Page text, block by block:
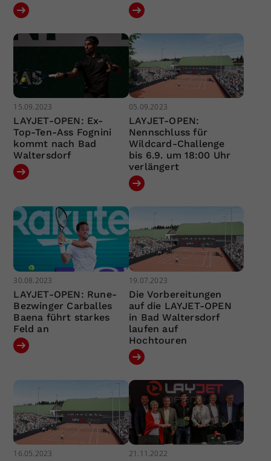
15.09.2023
LAYJET-OPEN: Ex-
Top-Ten-Ass Fognini
kommt nach Bad
Waltersdorf
05.09.2023
LAYJET-OPEN:
Nennschluss für
Wildcard-Challenge
bis 6.9. um 18:00 Uhr
verlängert
30.08.2023
LAYJET-OPEN: Rune-
Bezwinger Carballes
Baena führt starkes
Feld an
19.07.2023
Die Vorbereitungen
auf die LAYJET-OPEN
in Bad Waltersdorf
laufen auf
Hochtouren
16.05.2023 21.11.2022